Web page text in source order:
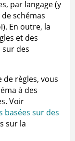
par langage (y
schémas
En outre, la
et des
sur des
règles, vous
à des
Voir
basées sur des
sur la